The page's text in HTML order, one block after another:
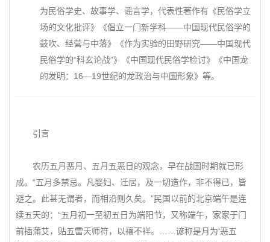
为民俗学史、故事学、谣言学，代表性著作有《民俗学立
场的文化批评》《倡立一门新学科——中国现代民俗学的
鼓吹、经营与中落》《作为实验的田野研究——中国现代
民俗学的“科玄论战”》《中国现代民俗学检讨》《中国龙
的发明：16—19世纪的龙政治与中国形象》等。
引言
农历五月恶月、五月五恶日的观念，早在战国时期就已形
成。“五月多禁忌。凡娶妇、迁居，及一切造作，非不得已，皆
避之。此甚无谓者，而相沿则久矣。”民国以前的北京端午是连
续五天的：“五月初一至初五日为端阳节，又称端午，家家于门
前插蒲艾，贴五雷天师符，以禳不祥。……谚称是月为‘恶五